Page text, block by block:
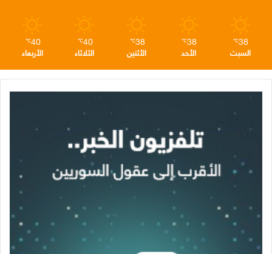
38
℃
السبت
38
℃
الأحد
38
℃
الأثنين
40
℃
الثلاثاء
40
℃
الأربعاء